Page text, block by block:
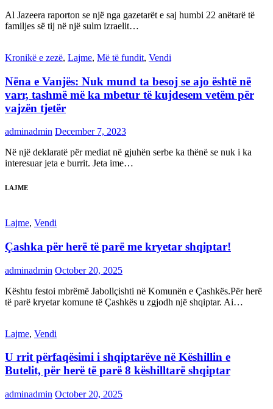
Al Jazeera raporton se një nga gazetarët e saj humbi 22 anëtarë të
familjes së tij në një sulm izraelit…
Kronikë e zezë, Lajme, Më të fundit, Vendi
Nëna e Vanjës: Nuk mund ta besoj se ajo është në
varr, tashmë më ka mbetur të kujdesem vetëm për
vajzën tjetër
adminadmin December 7, 2023
Në një deklaratë për mediat në gjuhën serbe ka thënë se nuk i ka
interesuar jeta e burrit. Jeta ime…
LAJME
Lajme, Vendi
Çashka për herë të parë me kryetar shqiptar!
adminadmin October 20, 2025
Kështu festoi mbrëmë Jabollçishti në Komunën e Çashkës.Për herë
të parë kryetar komune të Çashkës u zgjodh një shqiptar. Ai…
Lajme, Vendi
U rrit përfaqësimi i shqiptarëve në Këshillin e
Butelit, për herë të parë 8 këshilltarë shqiptar
adminadmin October 20, 2025